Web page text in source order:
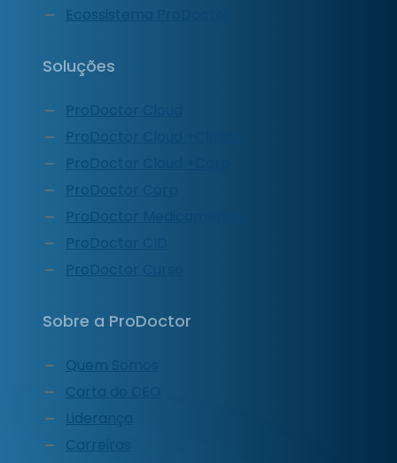
Ecossistema ProDoctor
Soluções
ProDoctor Cloud
ProDoctor Cloud +Clínica
ProDoctor Cloud +Corp
ProDoctor Corp
ProDoctor Medicamentos
ProDoctor CID
ProDoctor Curso
Sobre a ProDoctor
Quem Somos
Carta do CEO
Liderança
Carreiras